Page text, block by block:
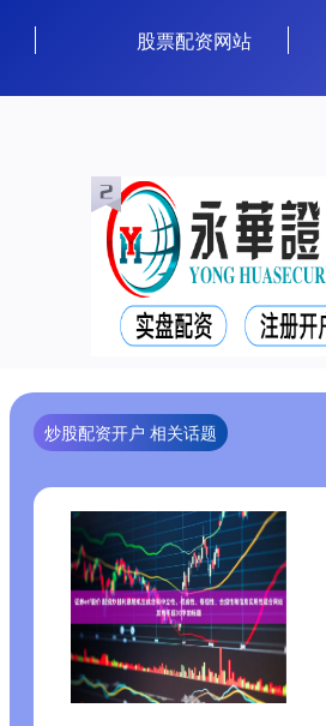
股票配资网站
炒股配资开户 相关话题